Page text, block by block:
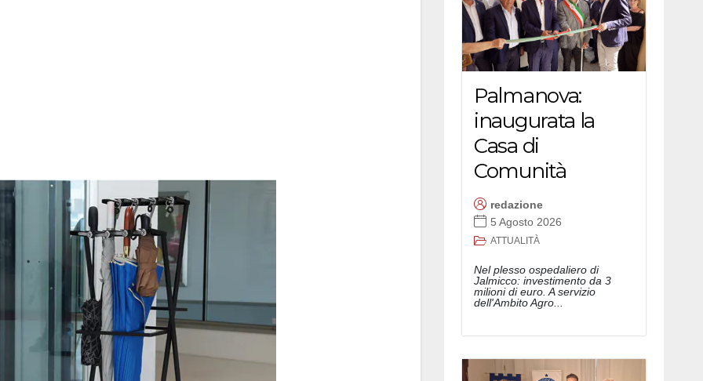
Palmanova:
inaugurata la
Casa di
Comunità
redazione
5 Agosto 2026
ATTUALITÀ
Nel plesso ospedaliero di
Jalmicco: investimento da 3
milioni di euro. A servizio
dell'Ambito Agro...